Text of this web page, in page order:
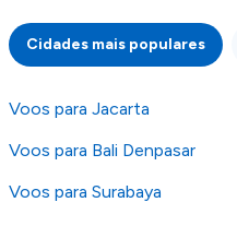
integridade ou pela
publicada, por isso
as condições no
fazer uma reserva.
os nossos
Cidades mais populares
Voos para Jacarta
Voos para Bali Denpasar
Voos para Surabaya